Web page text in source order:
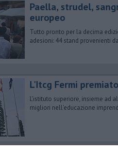
Paella, strudel,
europeo
Tutto pronto per la decima
adesioni: 44 stand provenienti
L'Itcg Fermi
L'istituto superiore, insieme ad
migliori nell'educazione